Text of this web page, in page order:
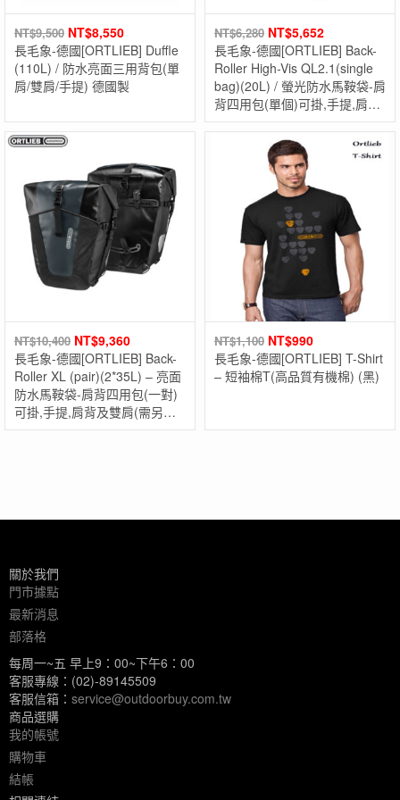
NT$9,500 NT$8,550
長毛象-德國[ORTLIEB] Duffle
(110L) / 防水亮面三用背包(單
肩/雙肩/手提) 德國製
NT$6,280 NT$5,652
長毛象-德國[ORTLIEB] Back-
Roller High-Vis QL2.1(single
bag)(20L) / 螢光防水馬鞍袋-肩
背四用包(單個)可掛,手提,肩背
及雙肩(需另購背架) 德國製
NT$10,400 NT$9,360
長毛象-德國[ORTLIEB] Back-
Roller XL (pair)(2*35L) – 亮面
防水馬鞍袋-肩背四用包(一對)
可掛,手提,肩背及雙肩(需另購
背架) 德國製
NT$1,100 NT$990
長毛象-德國[ORTLIEB] T-Shirt
– 短袖棉T(高品質有機棉) (黑)
關於我們
門市據點
最新消息
部落格
每周一~五 早上9：00~下午6：00
客服專線：(02)-89145509
客服信箱： service@outdoorbuy.com.tw
商品選購
我的帳號
購物車
結帳